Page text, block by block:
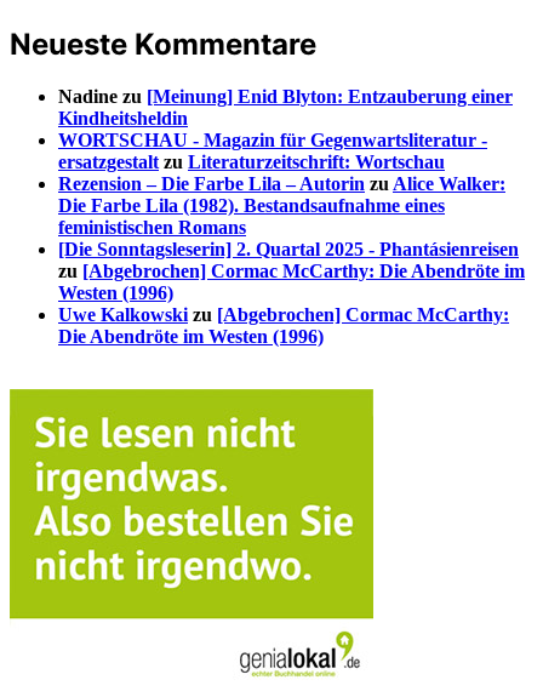
Neueste Kommentare
Nadine zu [Meinung] Enid Blyton: Entzauberung einer
Kindheitsheldin
WORTSCHAU - Magazin für Gegenwartsliteratur -
ersatzgestalt zu Literaturzeitschrift: Wortschau
Rezension – Die Farbe Lila – Autorin zu Alice Walker:
Die Farbe Lila (1982). Bestandsaufnahme eines
feministischen Romans
[Die Sonntagsleserin] 2. Quartal 2025 - Phantásienreisen
zu [Abgebrochen] Cormac McCarthy: Die Abendröte im
Westen (1996)
Uwe Kalkowski zu [Abgebrochen] Cormac McCarthy:
Die Abendröte im Westen (1996)